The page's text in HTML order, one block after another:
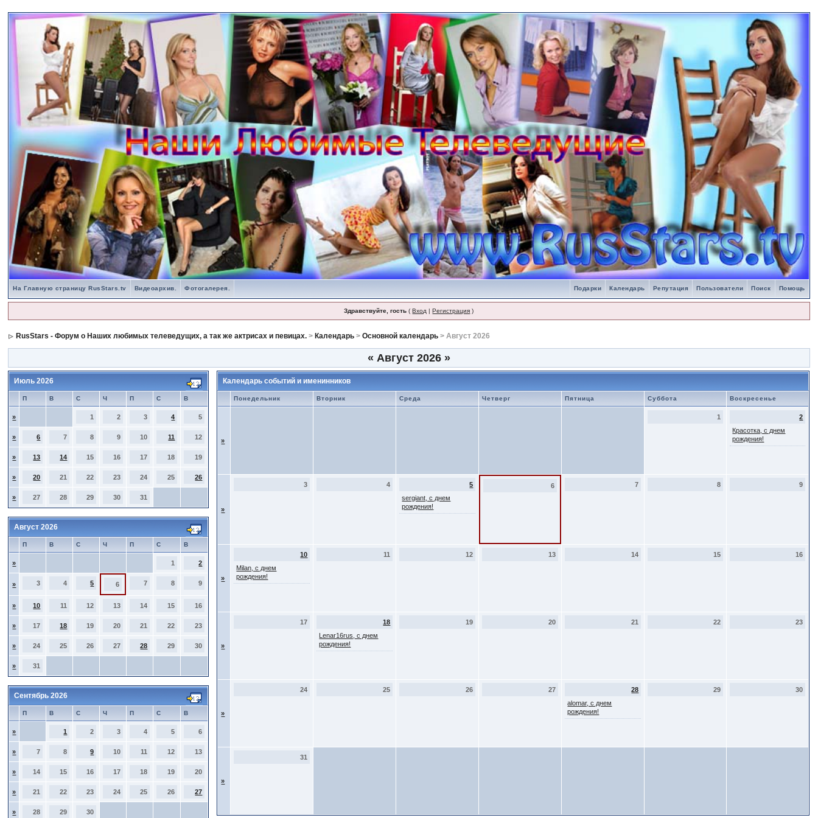
На Главную страницу RusStars.tv Помощь
Поиск
Пользователи
Репутация
Календарь
Подарки
Видеоархив. Фотогалерея.
Здравствуйте, гость (Вход |Регистрация )
RusStars - Форум о Наших любимых телеведущих, а так же актрисах и певицах. > Календарь >Основной календарь > Август 2026
« Август 2026 »
Июль 2026
П В С Ч П С В
» 1 2 3 4 5
» 6 7 8 9 10 11 12
» 13 14 15 16 17 18 19
» 20 21 22 23 24 25 26
» 27 28 29 30 31
Август 2026
П В С Ч П С В
» 1 2
» 3 4 5 6 7 8 9
» 10 11 12 13 14 15 16
» 17 18 19 20 21 22 23
» 24 25 26 27 28 29 30
» 31
Сентябрь 2026
П В С Ч П С В
» 1 2 3 4 5 6
» 7 8 9 10 11 12 13
» 14 15 16 17 18 19 20
» 21 22 23 24 25 26 27
» 28 29 30
Календарь событий и именинников
Понедельник Вторник Среда Четверг Пятница Суббота Воскресенье
»
1
2
Красотка, с днем
рождения!
»
3 4
5
sergiant, с днем
рождения!
6 7 8 9
»
10
Milan, с днем
рождения!
11 12 13 14 15 16
»
17
18
Lenar16rus, с днем
рождения!
19 20 21 22 23
»
24 25 26 27
28
alomar, с днем
рождения!
29 30
»
31